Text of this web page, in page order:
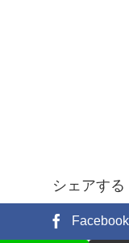
シェアする
Facebook